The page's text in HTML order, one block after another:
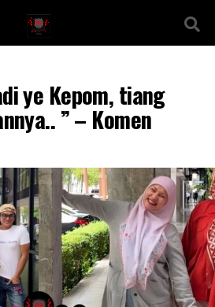
ye Kepom, tiang
” – Komen